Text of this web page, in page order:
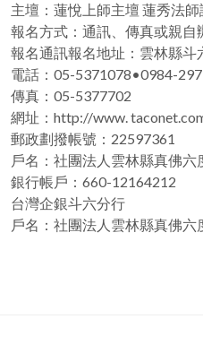
主壇：蓮悅上師主壇 蓮秀法師
報名方式：通訊、傳真或親自
報名通訊報名地址：雲林縣斗
電話：05-5371078•0984-
傳真：05-5377702
網址：http://www.
郵政劃撥帳號：22597361
戶名：社團法人雲林縣真佛六
銀行帳戶：660-12164212
台灣企銀斗六分行
戶名：社團法人雲林縣真佛六